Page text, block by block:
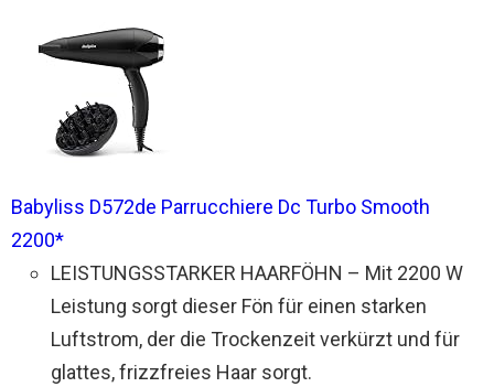
Babyliss D572de Parrucchiere Dc Turbo Smooth
2200*
LEISTUNGSSTARKER HAARFÖHN – Mit 2200 W
Leistung sorgt dieser Fön für einen starken
Luftstrom, der die Trockenzeit verkürzt und für
glattes, frizzfreies Haar sorgt.